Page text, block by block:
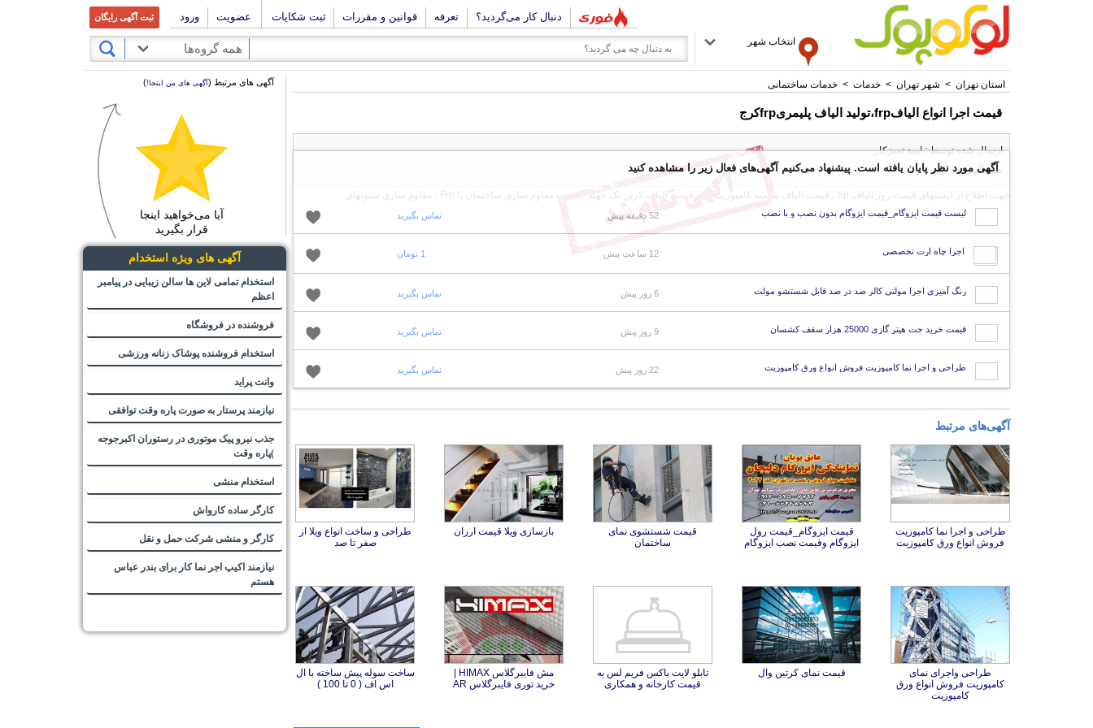
دنبال کار می‌گردید؟ تعرفه قوانین و مقررات ثبت شکایات عضویت ورود ثبت آگهی رایگان
انتخاب شهر
همه گروه‌ها
استان تهران > شهر تهران > خدمات > خدمات ساختمانی
قیمت اجرا انواع الیافfrp،تولید الیاف پلیمریfrpکرج
ارسال شده توسط : امید تمیزکار
همه آگهی های این کاربر
جهت اطلاع از لیستهای قیمت روز الیاف frp ، قیمت الیاف شیشه کامپوزیتfrp ، قیمت الیاف کربن تک جهته ، قیمت مقاوم سازی ساختمان با Frp ، مقاوم سازی ستونهای
آگهی مورد نظر پایان یافته است. پیشنهاد می‌کنیم آگهی‌های فعال زیر را مشاهده کنید
لیست قیمت ایزوگام_قیمت ایزوگام بدون نصب و با نصب 52 دقیقه پیش تماس بگیرید
اجرا چاه ارت تخصصی 12 ساعت پیش 1 تومان
رنگ آمیزی اجرا مولتی کالر صد در صد قابل شستشو مولت 6 روز پیش تماس بگیرید
قیمت خرید جت هیتر گازی 25000 هزار سقف کشسان 9 روز پیش تماس بگیرید
طراحی و اجرا نما کامپوزیت فروش انواع ورق کامپوزیت 22 روز پیش تماس بگیرید
آگهی‌های مرتبط
طراحی و اجرا نما کامپوزیت
فروش انواع ورق کامپوزیت
قیمت ایزوگام_قیمت رول
ایزوگام وقیمت نصب ایزوگام
قیمت شستشوی نمای
ساختمان
بازسازی ویلا قیمت ارزان
طراحی و ساخت انواع ویلا از
صفر تا صد
طراحی واجرای نمای
کامپوزیت فروش انواع ورق
کامپوزیت
قیمت نمای کرتین وال
تابلو لایت باکس فریم لس به
قیمت کارخانه و همکاری
مش فایبرگلاس HIMAX |
خرید توری فایبرگلاس AR
ساخت سوله پیش ساخته با ال
اس اف ( 0 تا 100 )
آگهی های مرتبط (آگهی های من اینجا!)
آیا می‌خواهید اینجا
قرار بگیرید
آگهی های ویژه استخدام
استخدام تمامی لاین ها سالن زیبایی در پیامبر
اعظم
فروشنده در فروشگاه
استخدام فروشنده پوشاک زنانه ورزشی
وانت پراید
نیازمند پرستار به صورت پاره وقت توافقی
جذب نیرو پیک موتوری در رستوران اکبرجوجه
)پاره وقت
استخدام منشی
کارگر ساده کارواش
کارگر و منشی شرکت حمل و نقل
نیازمند اکیپ اجر نما کار برای بندر عباس
هستم